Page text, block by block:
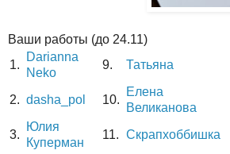
Ваши работы (до 24.11)
1.
Darianna
Neko
9. Татьяна
2. dasha_pol 10.
Елена
Великанова
3.
Юлия
Куперман
11. Cкрапхоббишка